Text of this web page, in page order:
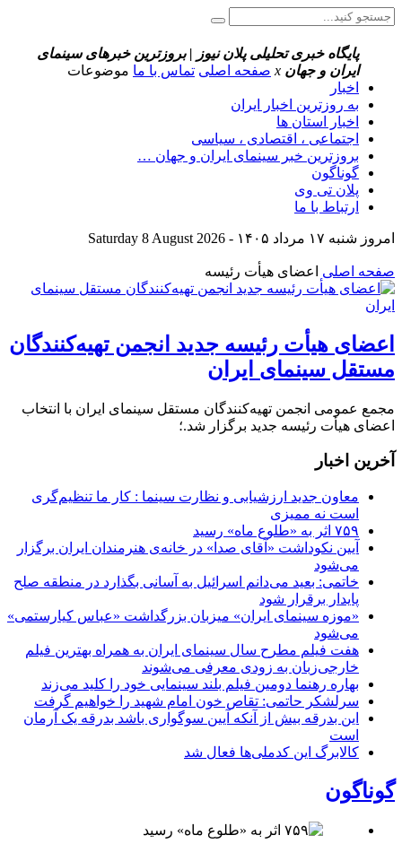
پایگاه خبری تحلیلی پلان نیوز | بروزترین خبرهای سینمای
ایران و جهان x صفحه اصلی تماس با ما موضوعات
اخبار
به روزترین اخبار ایران
اخبار استان ها
اجتماعی ، اقتصادی ، سیاسی
بروزترین خبر سینمای ایران و جهان …
گوناگون
پلان تی وی
ارتباط با ما
امروز شنبه ۱۷ مرداد ۱۴۰۵ - Saturday 8 August 2026
صفحه اصلی اعضای هیأت رئیسه
اعضای هیأت رئیسه جدید انجمن تهیه‌کنندگان
مستقل سینمای ایران
مجمع عمومی انجمن تهیه‌کنندگان مستقل سینمای ایران با انتخاب
اعضای هیأت رئیسه جدید برگزار شد.؛
آخرین اخبار
معاون جدید ارزشیابی و نظارت سینما : کار ما تنظیم‌گری
است نه ممیزی
۷۵۹ اثر به «طلوع ماه» رسید
آیین نکوداشت «آقای صدا» در خانه‌ی هنرمندان ایران برگزار
می‌شود
خاتمی: بعید می‌دانم اسرائیل به آسانی بگذارد در منطقه صلح
پایدار برقرار شود
«موزه سینمای ایران» میزبان بزرگداشت «عباس کیارستمی»
می‌شود
هفت فیلم مطرح سال سینمای ایران به همراه بهترین فیلم
خارجی‌زبان به زودی معرفی می‌شوند
بهاره رهنما دومین فیلم بلند سینمایی خود را کلید می‌زند
سرلشکر حاتمی: تقاص خون امام شهید را خواهیم گرفت
این بدرقه بیش از آنکه آیین سوگواری باشد بدرقه یک آرمان
است
کالابرگ این کدملی‌ها فعال شد
گوناگون